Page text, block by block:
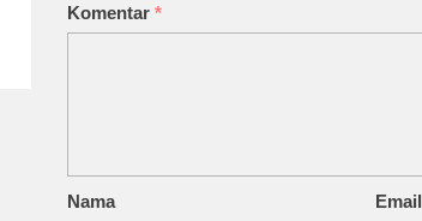
Komentar *
Nama Email